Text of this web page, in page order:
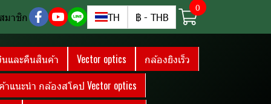
มาชิก TH ฿ - THB
0
นและคืนสินค้า Vector optics
กล้องยิงเร็ว
แนะนำ กล้องสโคป Vector optics